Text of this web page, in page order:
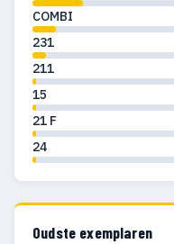
COMBI
231
211
15
21 F
24
Oudste exemplaren